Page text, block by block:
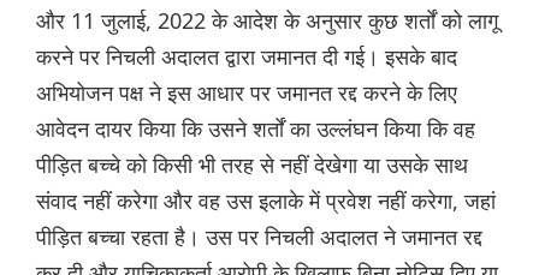
और 11 जुलाई, 2022 के आदेश के अनुसार कुछ शर्तों को लागू
करने पर निचली अदालत द्वारा जमानत दी गई। इसके बाद
अभियोजन पक्ष ने इस आधार पर जमानत रद्द करने के लिए
आवेदन दायर किया कि उसने शर्तों का उल्लंघन किया कि वह
पीड़ित बच्चे को किसी भी तरह से नहीं देखेगा या उसके साथ
संवाद नहीं करेगा और वह उस इलाके में प्रवेश नहीं करेगा, जहां
पीड़ित बच्चा रहता है। उस पर निचली अदालत ने जमानत रद्द